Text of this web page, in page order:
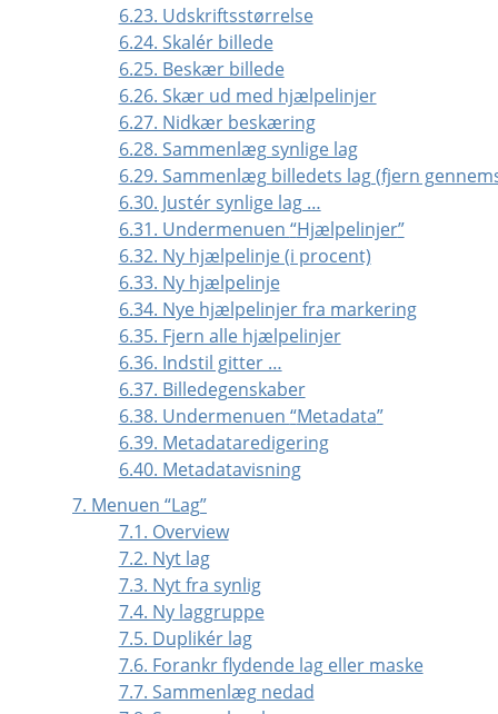
6.23. Udskriftsstørrelse
6.24. Skalér billede
6.25. Beskær billede
6.26. Skær ud med hjælpelinjer
6.27. Nidkær beskæring
6.28. Sammenlæg synlige lag
6.29. Sammenlæg billedets lag (fjern
6.30. Justér synlige lag …
6.31. Undermenuen “Hjælpelinjer”
6.32. Ny hjælpelinje (i procent)
6.33. Ny hjælpelinje
6.34. Nye hjælpelinjer fra markering
6.35. Fjern alle hjælpelinjer
6.36. Indstil gitter …
6.37. Billedegenskaber
6.38. Undermenuen “Metadata”
6.39. Metadataredigering
6.40. Metadatavisning
7. Menuen “Lag”
7.1. Overview
7.2. Nyt lag
7.3. Nyt fra synlig
7.4. Ny laggruppe
7.5. Duplikér lag
7.6. Forankr flydende lag eller maske
7.7. Sammenlæg nedad